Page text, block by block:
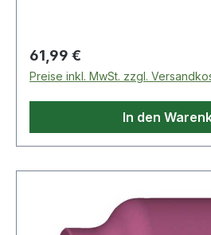
TEX® Normalwaschgang bei
bleichen;Nicht im
trocknen;Nicht bügeln;Nicht
Regulärer Preis:
61,99 €
Preise inkl. MwSt. zzgl.
In den